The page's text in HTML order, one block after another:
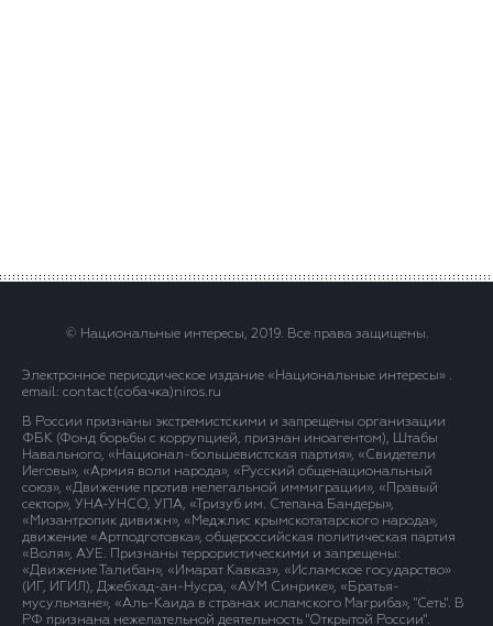
© Национальные интересы, 2019. Все права защищены.
Электронное периодическое издание «Национальные интересы» .
email: contact(сoбaчка)niros.ru
В России признаны экстремистскими и запрещены организации
ФБК (Фонд борьбы с коррупцией, признан иноагентом), Штабы
Навального, «Национал-большевистская партия», «Свидетели
Иеговы», «Армия воли народа», «Русский общенациональный
союз», «Движение против нелегальной иммиграции», «Правый
сектор», УНА-УНСО, УПА, «Тризуб им. Степана Бандеры»,
«Мизантропик дивижн», «Меджлис крымскотатарского народа»,
движение «Артподготовка», общероссийская политическая партия
«Воля», АУЕ. Признаны террористическими и запрещены:
«Движение Талибан», «Имарат Кавказ», «Исламское государство»
(ИГ, ИГИЛ), Джебхад-ан-Нусра, «АУМ Синрике», «Братья-
мусульмане», «Аль-Каида в странах исламского Магриба», "Сеть". В
РФ признана нежелательной деятельность "Открытой России".